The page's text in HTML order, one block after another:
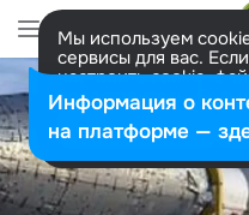
Мы используем
сервисы для вас.
настроить cookie-
представитель.
Разрешить все
Информация о
на платформе —